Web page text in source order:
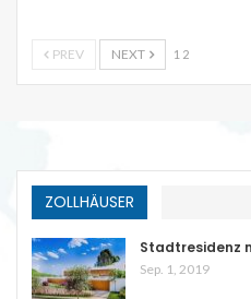
PREV NEXT 1 2
ZOLLHÄUSER
Stadtresidenz
Sep. 1, 2019